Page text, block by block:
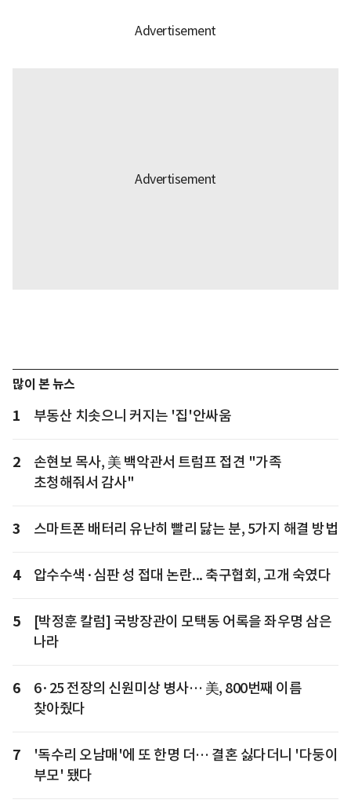
많이 본 뉴스
1 부동산 치솟으니 커지는 '집'안싸움
2
손현보 목사, 美 백악관서 트럼프 접견 "가족
초청해줘서 감사"
3 스마트폰 배터리 유난히 빨리 닳는 분, 5가지 해결 방법
4 압수수색·심판 성 접대 논란... 축구협회, 고개 숙였다
5
[박정훈 칼럼] 국방장관이 모택동 어록을 좌우명 삼은
나라
6
6·25 전장의 신원미상 병사… 美, 800번째 이름
찾아줬다
7
'독수리 오남매'에 또 한명 더… 결혼 싫다더니 '다둥이
부모' 됐다